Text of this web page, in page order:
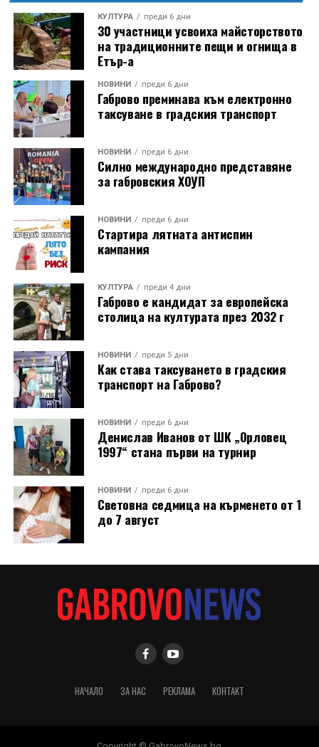
КУЛТУРА преди 6 дни
30 участници усвоиха майсторството
на традиционните пещи и огнища в
Етър-а
НОВИНИ преди 6 дни
Габрово преминава към електронно
таксуване в градския транспорт
НОВИНИ преди 6 дни
Силно международно представяне
за габровския ХОУП
НОВИНИ преди 6 дни
Стартира лятната антиспин
кампания
КУЛТУРА преди 4 дни
Габрово е кандидат за европейска
столица на културата през 2032 г
НОВИНИ преди 5 дни
Как става таксуването в градския
транспорт на Габрово?
НОВИНИ преди 6 дни
Денислав Иванов от ШК „Орловец
1997“ стана първи на турнир
НОВИНИ преди 6 дни
Световна седмица на кърменето от 1
до 7 август
НАЧАЛО ЗА НАС РЕКЛАМА КОНТАКТ